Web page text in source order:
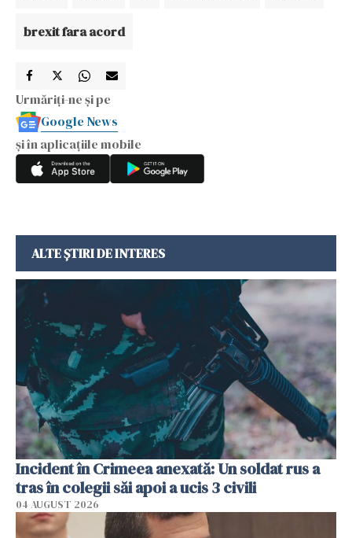
brexit fara acord
Urmăriți-ne și pe
Google News
și în aplicațiile mobile
ALTE ȘTIRI DE INTERES
Incident în Crimeea anexată: Un soldat rus a
tras în colegii săi apoi a ucis 3 civili
04 AUGUST 2026